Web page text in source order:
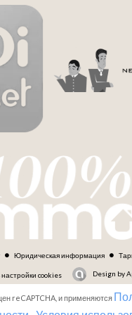
Юридическая информация
cookies Design by
reCAPTCHA, и применяются